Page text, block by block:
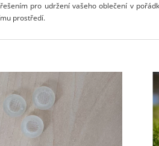
pro udržení vašeho oblečení v
prostředí.